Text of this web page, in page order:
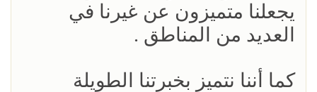
يجعلنا متميزون عن غيرنا في
العديد من المناطق .
كما أننا نتميز بخبرتنا الطويلة